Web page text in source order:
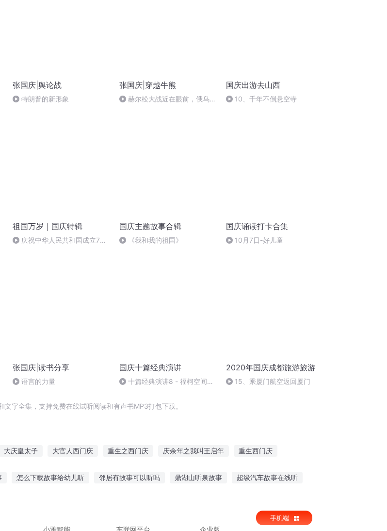
张国庆|舆论战
特朗普的新形象
张国庆|穿越牛熊
赫尔松大战近在眼前，俄乌冲
国庆出游去山西
10、千年不倒悬空寺
祖国万岁｜国庆特辑
庆祝中华人民共和国成立73
国庆主题故事合辑
《我和我的祖国》
国庆诵读打卡合集
10月7日-好儿童
张国庆|读书分享
语言的力量
国庆十篇经典演讲
十篇经典演讲8 - 福柯空间回
2020年国庆成都旅游旅游
15、乘厦门航空返回厦门
字全集，支持免费在线试听阅读和有声书MP3打包下载。
大庆皇太子 大官人西门庆 重生之西门庆 庆余年之我叫王启年 重生西门庆
怎么下载故事给幼儿听 邻居有故事可以听吗 鼎湖山听泉故事 超级汽车故事在线听
小雅智能 车联网平台 企业版
手机端